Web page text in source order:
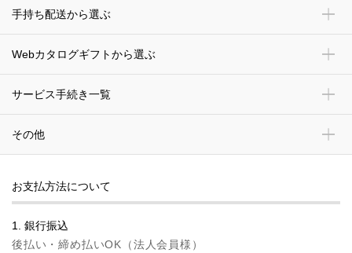
手持ち配送から選ぶ
Webカタログギフトから選ぶ
サービス手続き一覧
その他
お支払方法について
1. 銀行振込
後払い・締め払いOK（法人会員様）